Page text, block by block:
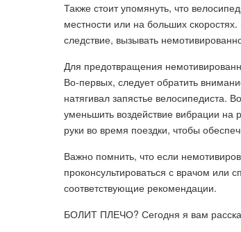
Также стоит упомянуть, что
местности или на больших
следствие, вызывать
Для предотвращения
Во-первых, следует обратить
натягивал запястье велосипедиста.
уменьшить воздействие вибрации на
руки во время поездки, чтобы
Важно помнить, что если
проконсультироваться с врачом или
соответствующие рекомендации.
БОЛИТ ПЛЕЧО? Сегодня я вам